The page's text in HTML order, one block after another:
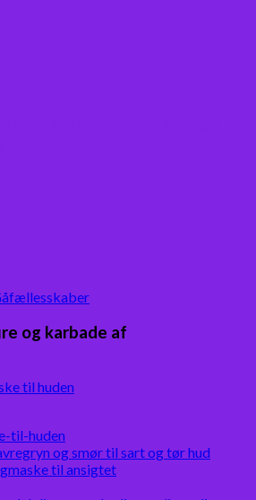
og karbade af
til-huden
og smør til sart og tør hud
til ansigtet